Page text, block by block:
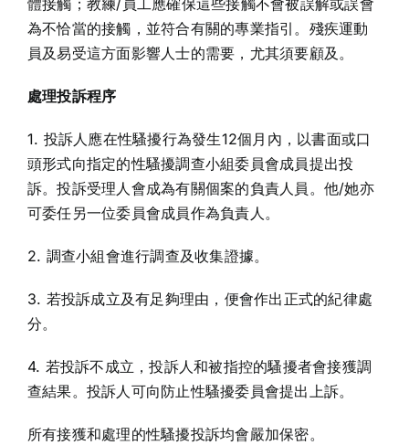
體接觸；教練/員工應確保這些接觸不會被誤解或誤會
為不恰當的接觸，並符合有關的專業指引。殘疾運動
員及易受這方面影響人士的需要，尤其須要顧及。
處理投訴程序
1. 投訴人應在性騷擾行為發生12個月內，以書面或口
頭形式向指定的性騷擾調查小組委員會成員提出投
訴。投訴受理人會成為有關個案的負責人員。他/她亦
可委任另一位委員會成員作為負責人。
2. 調查小組會進行調查及收集證據。
3. 若投訴成立及有足夠理由，便會作出正式的紀律處
分。
4. 若投訴不成立，投訴人和被指控的騷擾者會接獲調
查結果。投訴人可向防止性騷擾委員會提出上訴。
所有接獲和處理的性騷擾投訴均會嚴加保密。